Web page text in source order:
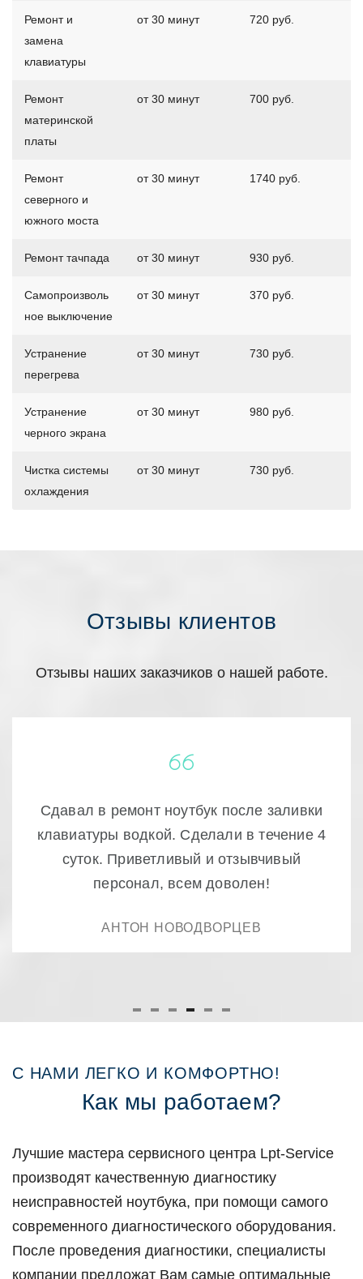
Ремонт и
замена
клавиатуры
от 30 минут 720 руб.
Ремонт
материнской
платы
от 30 минут 700 руб.
Ремонт
северного и
южного моста
от 30 минут 1740 руб.
Ремонт тачпада от 30 минут 930 руб.
Самопроизволь
ное выключение
от 30 минут 370 руб.
Устранение
перегрева
от 30 минут 730 руб.
Устранение
черного экрана
от 30 минут 980 руб.
Чистка системы
охлаждения
от 30 минут 730 руб.
Отзывы клиентов
Отзывы наших заказчиков о нашей работе.
Очень качественный ремонт! доступно и
быстро , ещё раз спасибо.
РУСТАМ
С НАМИ ЛЕГКО И КОМФОРТНО!
Как мы работаем?
Лучшие мастера сервисного центра Lpt-Service
производят качественную диагностику
неисправностей ноутбука, при помощи самого
современного диагностического оборудования.
После проведения диагностики, специалисты
компании предложат Вам самые оптимальные